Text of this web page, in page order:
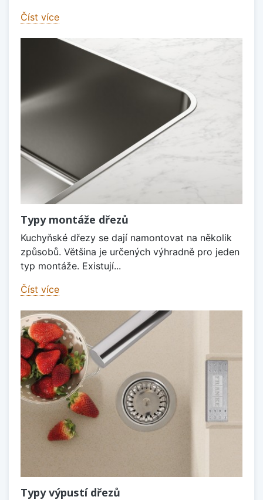
Číst více
Typy montáže dřezů
Kuchyňské dřezy se dají namontovat na několik
způsobů. Většina je určených výhradně pro jeden
typ montáže. Existují...
Číst více
Typy výpustí dřezů